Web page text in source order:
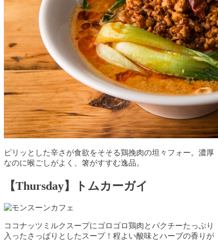
ピリッとした辛さが食欲をそそる鶏挽肉の坦々フォー。濃厚
なのに喉ごしがよく、箸がすすむ逸品。
【Thursday】トムカーガイ
ココナッツミルクスープにゴロゴロ鶏肉とパクチーたっぷり
入ったさっぱりとしたスープ！程よい酸味とハーブの香りが